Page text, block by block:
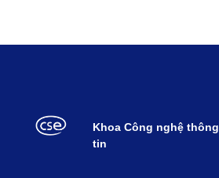
Khoa Công nghệ thông
tin